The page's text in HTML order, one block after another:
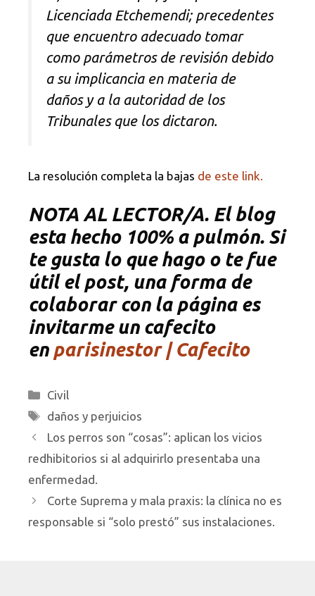
Licenciada Etchemendi; precedentes
que encuentro adecuado tomar
como parámetros de revisión debido
a su implicancia en materia de
daños y a la autoridad de los
Tribunales que los dictaron.
La resolución completa la bajas de este link.
NOTA AL LECTOR/A. El blog
esta hecho 100% a pulmón. Si
te gusta lo que hago o te fue
útil el post, una forma de
colaborar con la página es
invitarme un cafecito
en parisinestor | Cafecito
Categorías
Civil
Etiquetas
daños y perjuicios
Los perros son “cosas”: aplican los vicios
redhibitorios si al adquirirlo presentaba una
enfermedad.
Corte Suprema y mala praxis: la clínica no es
responsable si “solo prestó” sus instalaciones.